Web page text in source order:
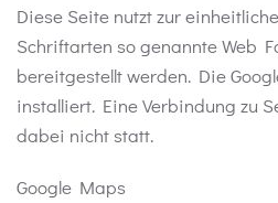
Diese Seite nutzt zur
Schriftarten so genannte Web
bereitgestellt werden. Die
installiert. Eine Verbindung zu
dabei nicht statt.
Google Maps